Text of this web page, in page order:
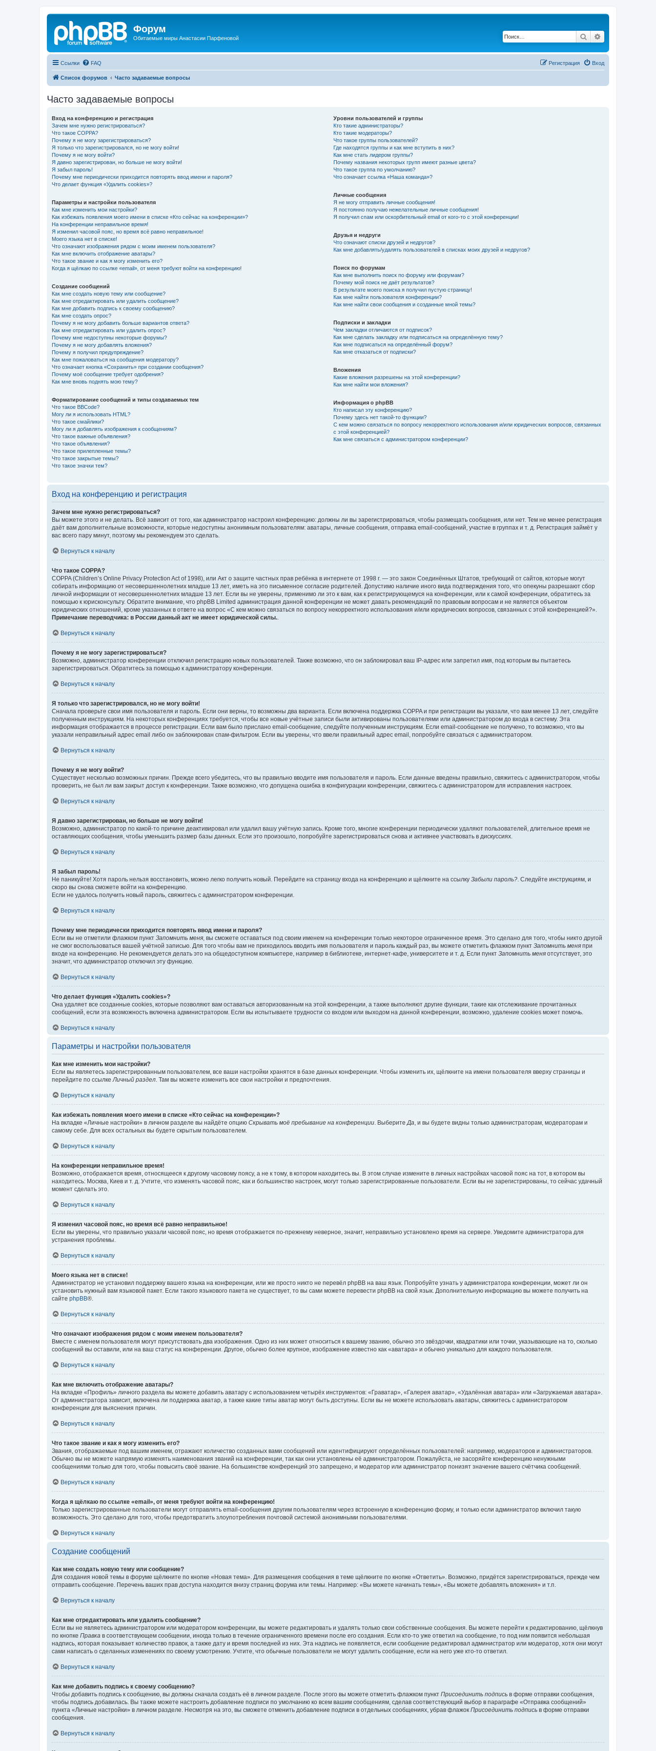
Форум
Обитаемые миры Анастасии Парфеновой Поиск
Ссылки FAQ Вход
Регистрация
Список форумов Часто задаваемые вопросы
Часто задаваемые вопросы
Вход на конференцию и регистрация
Зачем мне нужно регистрироваться?
Что такое COPPA?
Почему я не могу зарегистрироваться?
Я только что зарегистрировался, но не могу войти!
Почему я не могу войти?
Я давно зарегистрирован, но больше не могу войти!
Я забыл пароль!
Почему мне периодически приходится повторять ввод имени и пароля?
Что делает функция «Удалить cookies»?
Параметры и настройки пользователя
Как мне изменить мои настройки?
Как избежать появления моего имени в списке «Кто сейчас на конференции»?
На конференции неправильное время!
Я изменил часовой пояс, но время всё равно неправильное!
Моего языка нет в списке!
Что означают изображения рядом с моим именем пользователя?
Как мне включить отображение аватары?
Что такое звание и как я могу изменить его?
Когда я щёлкаю по ссылке «email», от меня требуют войти на конференцию!
Создание сообщений
Как мне создать новую тему или сообщение?
Как мне отредактировать или удалить сообщение?
Как мне добавить подпись к своему сообщению?
Как мне создать опрос?
Почему я не могу добавить больше вариантов ответа?
Как мне отредактировать или удалить опрос?
Почему мне недоступны некоторые форумы?
Почему я не могу добавлять вложения?
Почему я получил предупреждение?
Как мне пожаловаться на сообщения модератору?
Что означает кнопка «Сохранить» при создании сообщения?
Почему моё сообщение требует одобрения?
Как мне вновь поднять мою тему?
Форматирование сообщений и типы создаваемых тем
Что такое BBCode?
Могу ли я использовать HTML?
Что такое смайлики?
Могу ли я добавлять изображения к сообщениям?
Что такое важные объявления?
Что такое объявления?
Что такое прилепленные темы?
Что такое закрытые темы?
Что такое значки тем?
Уровни пользователей и группы
Кто такие администраторы?
Кто такие модераторы?
Что такое группы пользователей?
Где находятся группы и как мне вступить в них?
Как мне стать лидером группы?
Почему названия некоторых групп имеют разные цвета?
Что такое группа по умолчанию?
Что означает ссылка «Наша команда»?
Личные сообщения
Я не могу отправить личные сообщения!
Я постоянно получаю нежелательные личные сообщения!
Я получил спам или оскорбительный email от кого-то с этой конференции!
Друзья и недруги
Что означают списки друзей и недругов?
Как мне добавлять/удалять пользователей в списках моих друзей и недругов?
Поиск по форумам
Как мне выполнить поиск по форуму или форумам?
Почему мой поиск не даёт результатов?
В результате моего поиска я получил пустую страницу!
Как мне найти пользователя конференции?
Как мне найти свои сообщения и созданные мной темы?
Подписки и закладки
Чем закладки отличаются от подписок?
Как мне сделать закладку или подписаться на определённую тему?
Как мне подписаться на определённый форум?
Как мне отказаться от подписки?
Вложения
Какие вложения разрешены на этой конференции?
Как мне найти мои вложения?
Информация о phpBB
Кто написал эту конференцию?
Почему здесь нет такой-то функции?
С кем можно связаться по вопросу некорректного использования и/или юридических вопросов, связанных
с этой конференцией?
Как мне связаться с администратором конференции?
Вход на конференцию и регистрация
Зачем мне нужно регистрироваться?
Вы можете этого и не делать. Всё зависит от того, как администратор настроил конференцию: должны ли вы зарегистрироваться, чтобы размещать сообщения, или нет. Тем не менее регистрация
даёт вам дополнительные возможности, которые недоступны анонимным пользователям: аватары, личные сообщения, отправка email-сообщений, участие в группах и т. д. Регистрация займёт у
вас всего пару минут, поэтому мы рекомендуем это сделать.
Вернуться к началу
Что такое COPPA?
COPPA (Children’s Online Privacy Protection Act of 1998), или Акт о защите частных прав ребёнка в интернете от 1998 г. — это закон Соединённых Штатов, требующий от сайтов, которые могут
собирать информацию от несовершеннолетних младше 13 лет, иметь на это письменное согласие родителей. Допустимо наличие иного вида подтверждения того, что опекуны разрешают сбор
личной информации от несовершеннолетних младше 13 лет. Если вы не уверены, применимо ли это к вам, как к регистрирующемуся на конференции, или к самой конференции, обратитесь за
помощью к юрисконсульту. Обратите внимание, что phpBB Limited администрация данной конференции не может давать рекомендаций по правовым вопросам и не является объектом
юридических отношений, кроме указанных в ответе на вопрос «С кем можно связаться по вопросу некорректного использования и/или юридических вопросов, связанных с этой конференцией?».
Примечание переводчика: в России данный акт не имеет юридической силы.
Вернуться к началу
Почему я не могу зарегистрироваться?
Возможно, администратор конференции отключил регистрацию новых пользователей. Также возможно, что он заблокировал ваш IP-адрес или запретил имя, под которым вы пытаетесь
зарегистрироваться. Обратитесь за помощью к администратору конференции.
Вернуться к началу
Я только что зарегистрировался, но не могу войти!
Сначала проверьте свои имя пользователя и пароль. Если они верны, то возможны два варианта. Если включена поддержка COPPA и при регистрации вы указали, что вам менее 13 лет, следуйте
полученным инструкциям. На некоторых конференциях требуется, чтобы все новые учётные записи были активированы пользователями или администратором до входа в систему. Эта
информация отображается в процессе регистрации. Если вам было прислано email-сообщение, следуйте полученным инструкциям. Если email-сообщение не получено, то возможно, что вы
указали неправильный адрес email либо он заблокирован спам-фильтром. Если вы уверены, что ввели правильный адрес email, попробуйте связаться с администратором.
Вернуться к началу
Почему я не могу войти?
Существует несколько возможных причин. Прежде всего убедитесь, что вы правильно вводите имя пользователя и пароль. Если данные введены правильно, свяжитесь с администратором, чтобы
проверить, не был ли вам закрыт доступ к конференции. Также возможно, что допущена ошибка в конфигурации конференции, свяжитесь с администратором для исправления настроек.
Вернуться к началу
Я давно зарегистрирован, но больше не могу войти!
Возможно, администратор по какой-то причине деактивировал или удалил вашу учётную запись. Кроме того, многие конференции периодически удаляют пользователей, длительное время не
оставляющих сообщения, чтобы уменьшить размер базы данных. Если это произошло, попробуйте зарегистрироваться снова и активнее участвовать в дискуссиях.
Вернуться к началу
Я забыл пароль!
Не паникуйте! Хотя пароль нельзя восстановить, можно легко получить новый. Перейдите на страницу входа на конференцию и щёлкните на ссылку Забыли пароль? . Следуйте инструкциям, и
скоро вы снова сможете войти на конференцию.
Если не удалось получить новый пароль, свяжитесь с администратором конференции.
Вернуться к началу
Почему мне периодически приходится повторять ввод имени и пароля?
Если вы не отметили флажком пункт Запомнить меня , вы сможете оставаться под своим именем на конференции только некоторое ограниченное время. Это сделано для того, чтобы никто другой
не смог воспользоваться вашей учётной записью. Для того чтобы вам не приходилось вводить имя пользователя и пароль каждый раз, вы можете отметить флажком пункт Запомнить меня при
входе на конференцию. Не рекомендуется делать это на общедоступном компьютере, например в библиотеке, интернет-кафе, университете и т. д. Если пункт Запомнить меня отсутствует, это
значит, что администратор отключил эту функцию.
Вернуться к началу
Что делает функция «Удалить cookies»?
Она удаляет все созданные cookies, которые позволяют вам оставаться авторизованным на этой конференции, а также выполняют другие функции, такие как отслеживание прочитанных
сообщений, если эта возможность включена администратором. Если вы испытываете трудности со входом или выходом на данной конференции, возможно, удаление cookies может помочь.
Вернуться к началу
Параметры и настройки пользователя
Как мне изменить мои настройки?
Если вы являетесь зарегистрированным пользователем, все ваши настройки хранятся в базе данных конференции. Чтобы изменить их, щёлкните на имени пользователя вверху страницы и
перейдите по ссылке Личный раздел . Там вы можете изменить все свои настройки и предпочтения.
Вернуться к началу
Как избежать появления моего имени в списке «Кто сейчас на конференции»?
На вкладке «Личные настройки» в личном разделе вы найдёте опцию Скрывать моё пребывание на конференции . Выберите Да , и вы будете видны только администраторам, модераторам и
самому себе. Для всех остальных вы будете скрытым пользователем.
Вернуться к началу
На конференции неправильное время!
Возможно, отображается время, относящееся к другому часовому поясу, а не к тому, в котором находитесь вы. В этом случае измените в личных настройках часовой пояс на тот, в котором вы
находитесь: Москва, Киев и т. д. Учтите, что изменять часовой пояс, как и большинство настроек, могут только зарегистрированные пользователи. Если вы не зарегистрированы, то сейчас удачный
момент сделать это.
Вернуться к началу
Я изменил часовой пояс, но время всё равно неправильное!
Если вы уверены, что правильно указали часовой пояс, но время отображается по-прежнему неверное, значит, неправильно установлено время на сервере. Уведомите администратора для
устранения проблемы.
Вернуться к началу
Моего языка нет в списке!
Администратор не установил поддержку вашего языка на конференции, или же просто никто не перевёл phpBB на ваш язык. Попробуйте узнать у администратора конференции, может ли он
установить нужный вам языковой пакет. Если такого языкового пакета не существует, то вы сами можете перевести phpBB на свой язык. Дополнительную информацию вы можете получить на
сайте phpBB®.
Вернуться к началу
Что означают изображения рядом с моим именем пользователя?
Вместе с именем пользователя могут присутствовать два изображения. Одно из них может относиться к вашему званию, обычно это звёздочки, квадратики или точки, указывающие на то, сколько
сообщений вы оставили, или на ваш статус на конференции. Другое, обычно более крупное, изображение известно как «аватара» и обычно уникально для каждого пользователя.
Вернуться к началу
Как мне включить отображение аватары?
На вкладке «Профиль» личного раздела вы можете добавить аватару с использованием четырёх инструментов: «Граватар», «Галерея аватар», «Удалённая аватара» или «Загружаемая аватара».
От администратора зависит, включена ли поддержка аватар, а также какие типы аватар могут быть доступны. Если вы не можете использовать аватары, свяжитесь с администратором
конференции для выяснения причин.
Вернуться к началу
Что такое звание и как я могу изменить его?
Звания, отображаемые под вашим именем, отражают количество созданных вами сообщений или идентифицируют определённых пользователей: например, модераторов и администраторов.
Обычно вы не можете напрямую изменять наименования званий на конференции, так как они установлены её администратором. Пожалуйста, не засоряйте конференцию ненужными
сообщениями только для того, чтобы повысить своё звание. На большинстве конференций это запрещено, и модератор или администратор понизят значение вашего счётчика сообщений.
Вернуться к началу
Когда я щёлкаю по ссылке «email», от меня требуют войти на конференцию!
Только зарегистрированные пользователи могут отправлять email-сообщения другим пользователям через встроенную в конференцию форму, и только если администратор включил такую
возможность. Это сделано для того, чтобы предотвратить злоупотребления почтовой системой анонимными пользователями.
Вернуться к началу
Создание сообщений
Как мне создать новую тему или сообщение?
Для создания новой темы в форуме щёлкните по кнопке «Новая тема». Для размещения сообщения в теме щёлкните по кнопке «Ответить». Возможно, придётся зарегистрироваться, прежде чем
отправить сообщение. Перечень ваших прав доступа находится внизу страниц форума или темы. Например: «Вы можете начинать темы», «Вы можете добавлять вложения» и т.п.
Вернуться к началу
Как мне отредактировать или удалить сообщение?
Если вы не являетесь администратором или модератором конференции, вы можете редактировать и удалять только свои собственные сообщения. Вы можете перейти к редактированию, щёлкнув
по кнопке Правка в соответствующем сообщении, иногда только в течение ограниченного времени после его создания. Если кто-то уже ответил на сообщение, то под ним появится небольшая
надпись, которая показывает количество правок, а также дату и время последней из них. Эта надпись не появляется, если сообщение редактировал администратор или модератор, хотя они могут
сами написать о сделанных изменениях по своему усмотрению. Учтите, что обычные пользователи не могут удалить сообщение, если на него уже кто-то ответил.
Вернуться к началу
Как мне добавить подпись к своему сообщению?
Чтобы добавить подпись к сообщению, вы должны сначала создать её в личном разделе. После этого вы можете отметить флажком пункт Присоединить подпись в форме отправки сообщения,
чтобы подпись добавилась. Вы также можете настроить добавление подписи по умолчанию ко всем вашим сообщениям, сделав соответствующий выбор в параграфе «Отправка сообщений»
пункта «Личные настройки» в личном разделе. Несмотря на это, вы сможете отменить добавление подписи в отдельных сообщениях, убрав флажок Присоединить подпись в форме отправки
сообщения.
Вернуться к началу